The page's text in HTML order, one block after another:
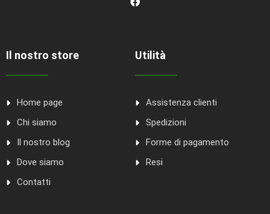
Il nostro store
Home page
Chi siamo
Il nostro blog
Dove siamo
Contatti
Utilità
Assistenza clienti
Spedizioni
Forme di pagamento
Resi